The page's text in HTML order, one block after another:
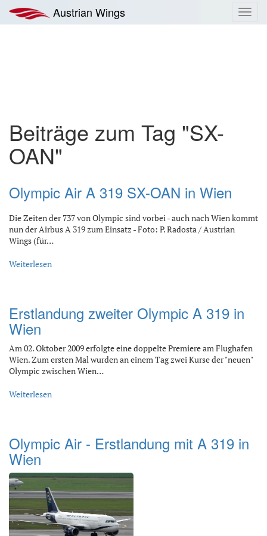
Inhalt
springen
Austrian Wings
Beiträge zum Tag "SX-
OAN"
Olympic Air A 319 SX-OAN in Wien
Die Zeiten der 737 von Olympic sind vorbei - auch nach Wien kommt
nun der Airbus A 319 zum Einsatz - Foto: P. Radosta / Austrian
Wings (für…
Weiterlesen
Erstlandung zweiter Olympic A 319 in
Wien
Am 02. Oktober 2009 erfolgte eine doppelte Premiere am Flughafen
Wien. Zum ersten Mal wurden an einem Tag zwei Kurse der "neuen"
Olympic zwischen Wien…
Weiterlesen
Olympic Air - Erstlandung mit A 319 in
Wien